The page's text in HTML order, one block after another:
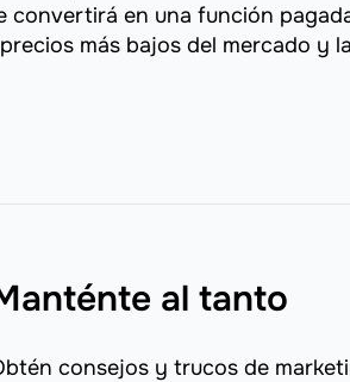
convertirá en una función
más bajos del mercado y
al tanto
consejos y trucos de